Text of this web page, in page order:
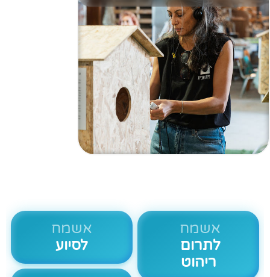
אשמח
לתרום
ריהוט
אשמח
לסיוע